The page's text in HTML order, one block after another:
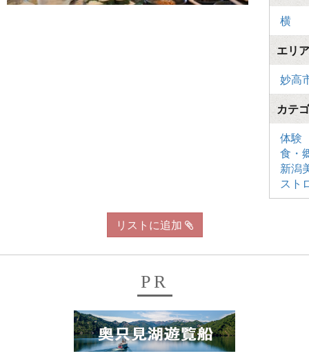
横
エリア
妙高
カテ
体験
食・
新潟
スト
リストに追加
PR